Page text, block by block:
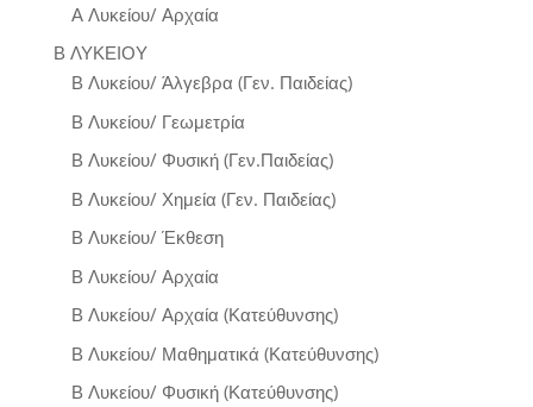
Α Λυκείου/ Αρχαία
Β ΛΥΚΕΙΟΥ
Β Λυκείου/ Άλγεβρα (Γεν. Παιδείας)
Β Λυκείου/ Γεωμετρία
Β Λυκείου/ Φυσική (Γεν.Παιδείας)
Β Λυκείου/ Χημεία (Γεν. Παιδείας)
Β Λυκείου/ Έκθεση
Β Λυκείου/ Αρχαία
Β Λυκείου/ Αρχαία (Κατεύθυνσης)
Β Λυκείου/ Μαθηματικά (Κατεύθυνσης)
Β Λυκείου/ Φυσική (Κατεύθυνσης)